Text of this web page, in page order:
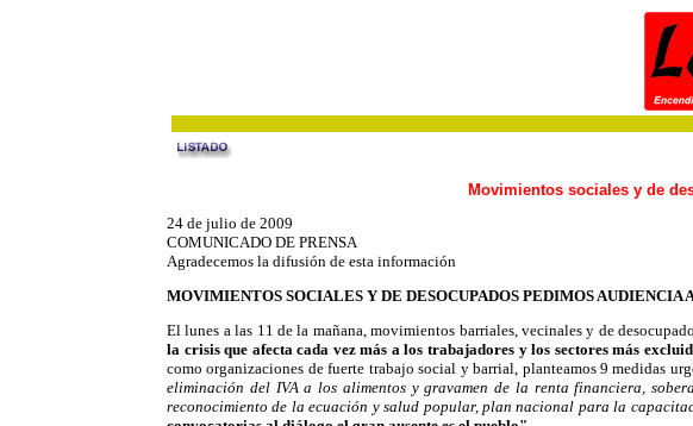
Movimientos sociales y de
24 de julio de 2009
COMUNICADO DE PRENSA
Agradecemos la difusión de esta información
MOVIMIENTOS SOCIALES Y DE DESOCUPADOS PEDIMOS
El lunes a las 11 de la mañana, movimientos barriales, vecinales y de
la crisis que afecta cada vez más a los trabajadores y los sectores más
como organizaciones de fuerte trabajo social y barrial, planteamos 9 medidas
eliminación del IVA a los alimentos y gravamen de la renta financiera,
reconocimiento de la ecuación y salud popular, plan nacional para la